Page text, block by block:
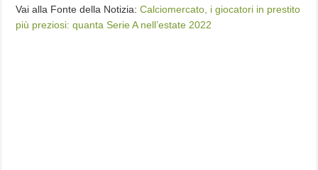
Vai alla Fonte della Notizia:Calciomercato, i giocatori in prestito
più preziosi: quanta Serie A nell’estate 2022